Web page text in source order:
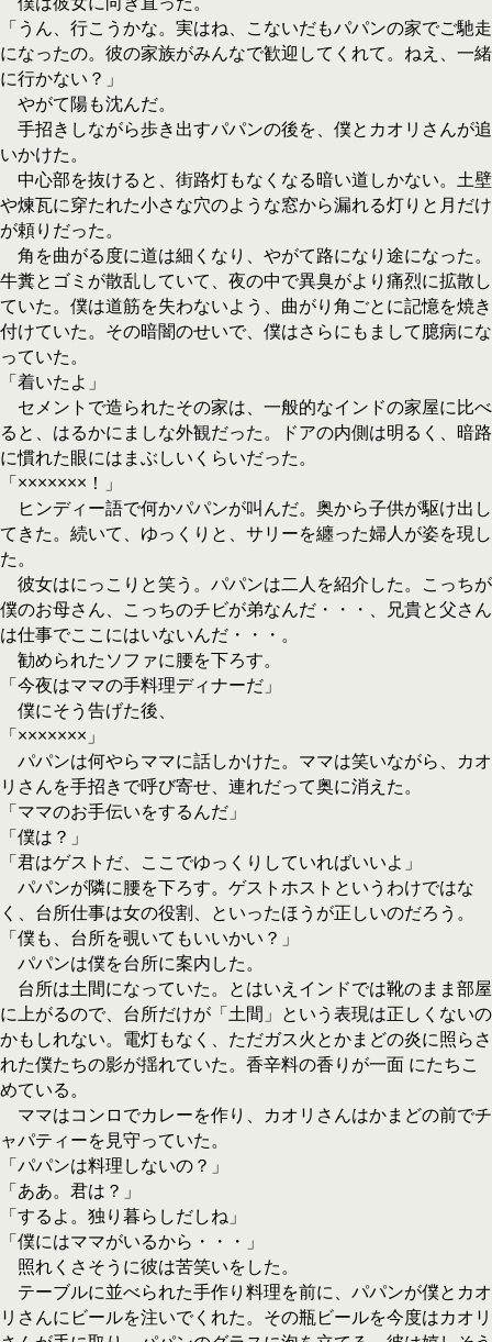
「うん、行こうかな。実はね、こないだもパパンの家でご馳走
になったの。彼の家族がみんなで歓迎してくれて。ねえ、一緒
に行かない？」
やがて陽も沈んだ。
手招きしながら歩き出すパパンの後を、僕とカオリさんが追
いかけた。
中心部を抜けると、街路灯もなくなる暗い道しかない。土壁
や煉瓦に穿たれた小さな穴のような窓から漏れる灯りと月だけ
が頼りだった。
角を曲がる度に道は細くなり、やがて路になり途になった。
牛糞とゴミが散乱していて、夜の中で異臭がより痛烈に拡散し
ていた。僕は道筋を失わないよう、曲がり角ごとに記憶を焼き
付けていた。その暗闇のせいで、僕はさらにもまして臆病にな
っていた。
「着いたよ」
セメントで造られたその家は、一般的なインドの家屋に比べ
ると、はるかにましな外観だった。ドアの内側は明るく、暗路
に慣れた眼にはまぶしいくらいだった。
「×××××××！」
ヒンディー語で何かパパンが叫んだ。奥から子供が駆け出し
てきた。続いて、ゆっくりと、サリーを纏った婦人が姿を現し
た。
彼女はにっこりと笑う。パパンは二人を紹介した。こっちが
僕のお母さん、こっちのチビが弟なんだ・・・、兄貴と父さん
は仕事でここにはいないんだ・・・。
勧められたソファに腰を下ろす。
「今夜はママの手料理ディナーだ」
僕にそう告げた後、
「×××××××」
パパンは何やらママに話しかけた。ママは笑いながら、カオ
リさんを手招きで呼び寄せ、連れだって奥に消えた。
「ママのお手伝いをするんだ」
「僕は？」
「君はゲストだ、ここでゆっくりしていればいいよ」
パパンが隣に腰を下ろす。ゲストホストというわけではな
く、台所仕事は女の役割、といったほうが正しいのだろう。
「僕も、台所を覗いてもいいかい？」
パパンは僕を台所に案内した。
台所は土間になっていた。とはいえインドでは靴のまま部屋
に上がるので、台所だけが「土間」という表現は正しくないの
かもしれない。電灯もなく、ただガス火とかまどの炎に照らさ
れた僕たちの影が揺れていた。香辛料の香りが一面 にたちこ
めている。
ママはコンロでカレーを作り、カオリさんはかまどの前でチ
ャパティーを見守っていた。
「パパンは料理しないの？」
「ああ。君は？」
「するよ。独り暮らしだしね」
「僕にはママがいるから・・・」
照れくさそうに彼は苦笑いをした。
テーブルに並べられた手作り料理を前に、パパンが僕とカオ
リさんにビールを注いでくれた。その瓶ビールを今度はカオリ